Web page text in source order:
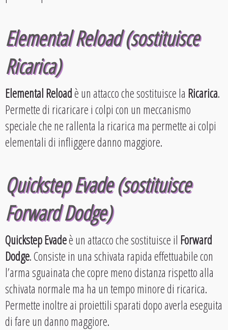
Elemental Reload (sostituisce
Ricarica)
Elemental Reloadè un attacco che sostituisce la Ricarica.
Permette di ricaricare i colpi con un meccanismo
speciale che ne rallenta la ricarica ma permette ai colpi
elementali di infliggere danno maggiore.
Quickstep Evade (sostituisce
Forward Dodge)
Quickstep Evadeè un attacco che sostituisce il Forward
Dodge. Consiste in una schivata rapida effettuabile con
l’arma sguainata che copre meno distanza rispetto alla
schivata normale ma ha un tempo minore di ricarica.
Permette inoltre ai proiettili sparati dopo averla eseguita
di fare un danno maggiore.